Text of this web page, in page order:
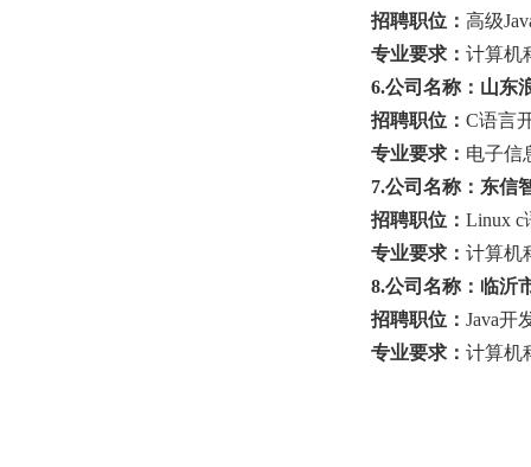
招聘职位： 高级
专业要求： 计算机
6.公司名称：山东
招聘职位： C语言
专业要求： 电子信
7.公司名称：东信
招聘职位： Linux c
专业要求： 计算机
8.公司名称：临沂
招聘职位： Java开
专业要求： 计算机